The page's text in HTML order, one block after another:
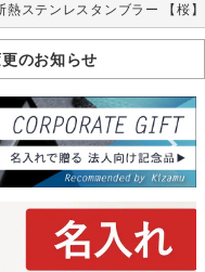
熱ステンレスタンブラー 【桜
のお知らせ